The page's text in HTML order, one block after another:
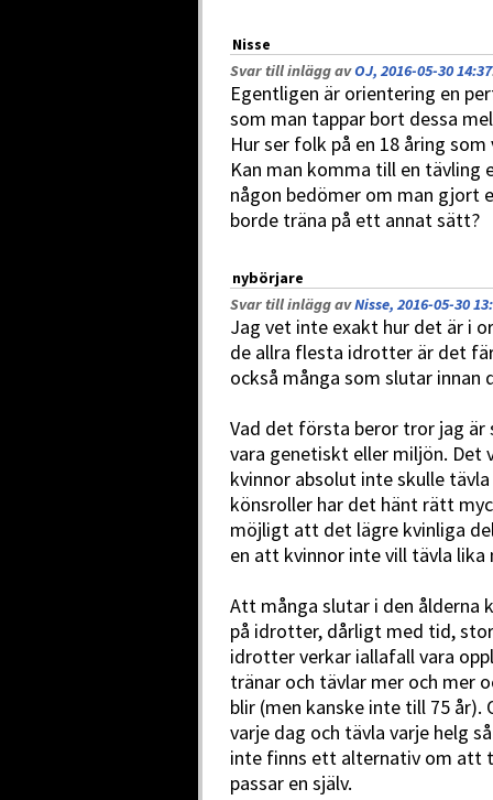
Nisse
Svar till inlägg avOJ, 2016-05-30 14:37
Egentligen är orientering en
som man tappar bort dessa
Hur ser folk på en 18 åring
Kan man komma till en tävling
någon bedömer om man gjort
borde träna på ett annat sätt?
nybörjare
Svar till inlägg avNisse, 2016-05-30
Jag vet inte exakt hur det är i
de allra flesta idrotter är det
också många som slutar innan
Vad det första beror tror jag är
vara genetiskt eller miljön. Det
kvinnor absolut inte skulle
könsroller har det hänt rätt
möjligt att det lägre kvinliga
en att kvinnor inte vill tävla lika
Att många slutar i den ålderna
på idrotter, dårligt med tid,
idrotter verkar iallafall vara
tränar och tävlar mer och mer
blir (men kanske inte till 75 år).
varje dag och tävla varje helg
inte finns ett alternativ om att
passar en själv.